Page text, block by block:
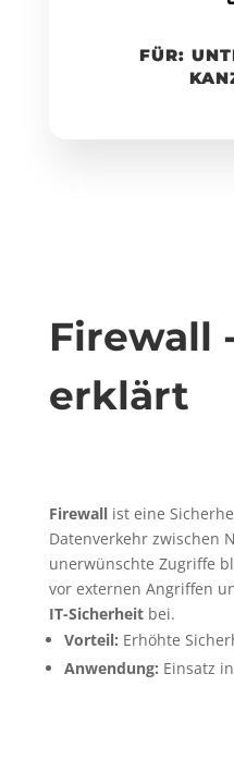
FÜR:
Firewall
erklärt
Firewallist eine
Datenverkehr zwischen
unerwünschte Zugriffe
vor externen Angriffen
IT-Sicherheitbei.
Vorteil: Erhöhte
Anwendung: Einsatz